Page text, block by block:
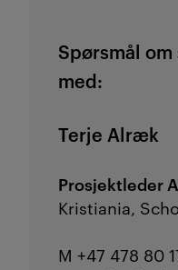
Spørsmål
med:
Terje Alræk
Prosjektleder
Kristiania,
M +47 478 80